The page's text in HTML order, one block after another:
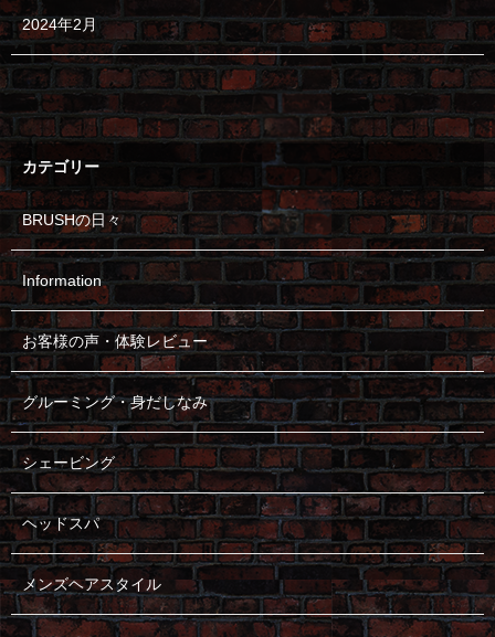
2024年2月
カテゴリー
BRUSHの日々
Information
お客様の声・体験レビュー
グルーミング・身だしなみ
シェービング
ヘッドスパ
メンズヘアスタイル